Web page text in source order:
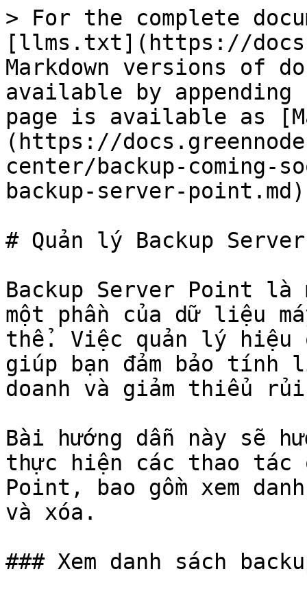
> For the complete
[llms.txt](https://
Markdown versions of
available by
page is available as
(https://
center/backup-coming-
backup-server-
# Quản lý Backup
Backup Server Point là
một phần của dữ liệu
thể. Việc quản lý hiệu
giúp bạn đảm bảo tính
doanh và giảm thiểu
Bài hướng dẫn này sẽ
thực hiện các thao tác
Point, bao gồm xem
và xóa.
### Xem danh sách